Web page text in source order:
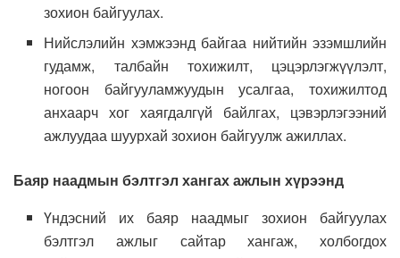
зохион байгуулах.
Нийслэлийн хэмжээнд байгаа нийтийн эзэмшлийн
гудамж, талбайн тохижилт, цэцэрлэгжүүлэлт,
ногоон байгууламжуудын усалгаа, тохижилтод
анхаарч хог хаягдалгүй байлгах, цэвэрлэгээний
ажлуудаа шуурхай зохион байгуулж ажиллах.
Баяр наадмын бэлтгэл хангах ажлын хүрээнд
Үндэсний их баяр наадмыг зохион байгуулах
бэлтгэл ажлыг сайтар хангаж, холбогдох